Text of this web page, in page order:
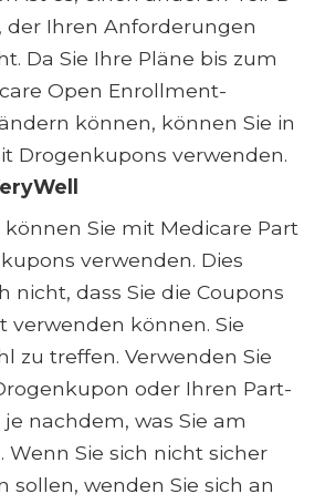
der Ihren Anforderungen
Da Sie Ihre Pläne bis zum
Open Enrollment-
können, können Sie in
Drogenkupons verwenden.
Sie mit Medicare Part
verwenden. Dies
nicht, dass Sie die Coupons
verwenden können. Sie
zu treffen. Verwenden Sie
oder Ihren Part-
nachdem, was Sie am
Wenn Sie sich nicht sicher
sollen, wenden Sie sich an